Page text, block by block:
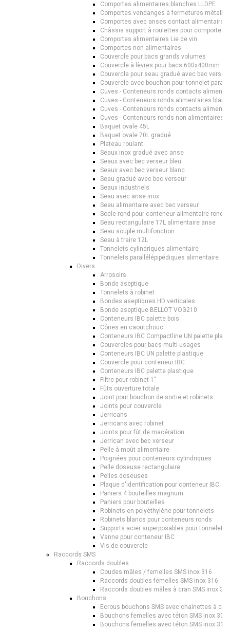
Comportes alimentaires blanches LLDPE
Comportes vendanges à fermetures
Comportes avec anses contact alimentaire
Châssis support à roulettes pour comportes
Comportes alimentaires Lie de vin
Comportes non alimentaires
Couvercle pour bacs grands volumes
Couvercle à lèvres pour bacs 600x400mm
Couvercle pour seau gradué avec bec verseur
Couvercle avec bouchon pour tonnelet
Cuves - Conteneurs ronds contacts
Cuves - Conteneurs ronds alimentaires
Cuves - Conteneurs ronds contacts
Cuves - Conteneurs ronds non alimentaires
Baquet ovale 45L
Baquet ovale 70L gradué
Plateau roulant
Seaux inox gradué avec anse
Seaux avec bec verseur bleu
Seaux avec bec verseur blanc
Seau gradué avec bec verseur
Seaux industriels
Seau avec anse inox
Seau alimentaire avec bec verseur
Socle rond pour conteneur alimentaire rond
Seau rectangulaire 17L alimentaire anse
Seau souple multifonction
Seau à traire 12L
Tonnelets cylindriques alimentaire
Tonnelets parallélépipédiques alimentaire
Divers
Arrosoirs
Bonde aseptique
Tonnelets à robinet
Bondes aseptiques HD verticales
Bonde aseptique BELLOT VOG210
Conteneurs IBC palette bois
Cônes en caoutchouc
Conteneurs IBC Compactline UN palette
Couvercles pour bacs multi-usages
Conteneurs IBC UN palette plastique
Couvercle pour conteneur IBC
Conteneurs IBC palette plastique
Filtre pour robinet 1"
Fûts ouverture totale
Joint pour bouchon de sortie et robinets
Joints pour couvercle
Jerricans
Jerricans avec robinet
Joints pour fût de macération
Jerrican avec bec verseur
Pelle à moût alimentaire
Poignées pour conteneurs cylindriques
Pelle doseuse rectangulaire
Pelles doseuses
Plaque d'identification pour conteneur IBC
Paniers 4 bouteilles magnum
Paniers pour bouteilles
Robinets en polyéthylène pour tonnelets
Robinets blancs pour conteneurs ronds
Supports acier superposables pour tonnelets
Vanne pour conteneur IBC
Vis de couvercle
Raccords SMS
Raccords doubles
Coudes mâles / femelles SMS inox 316
Raccords doubles femelles SMS inox 316
Raccords doubles mâles à cran SMS inox 316
Bouchons
Ecrous bouchons SMS avec chainettes à
Bouchons femelles avec téton SMS inox 304
Bouchons femelles avec téton SMS inox 316L